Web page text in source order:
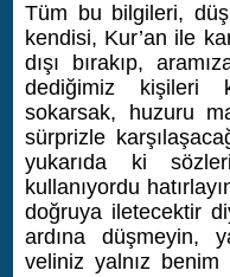
Tüm bu bilgileri,
kendisi, Kur’an ile
dışı bırakıp,
dediğimiz kişileri
sokarsak, huzuru
sürprizle
yukarıda ki
kullanıyordu
doğruya iletecektir
ardına düşmeyin,
veliniz yalnız